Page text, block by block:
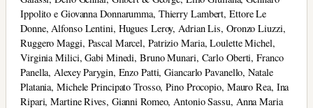
Ippolito e Giovanna Donnarumma, Thierry Lambert, Ettore Le
Donne, Alfonso Lentini, Hugues Leroy, Adrian Lis, Oronzo Liuzzi,
Ruggero Maggi, Pascal Marcel, Patrizio Maria, Loulette Michel,
Virginia Milici, Gabi Minedi, Bruno Munari, Carlo Oberti, Franco
Panella, Alexey Parygin, Enzo Patti, Giancarlo Pavanello, Natale
Platania, Michele Principato Trosso, Pino Procopio, Mauro Rea, Ina
Ripari, Martine Rives, Gianni Romeo, Antonio Sassu, Anna Maria